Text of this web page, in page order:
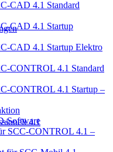
4.1
CAD 4.1 Standard
CAD 4.1 Startup
CAD 4.1 Startup Elektro
CONTROL 4.1 Standard
CONTROL 4.1 Startup –
Software
SCC-CONTROL 4.1 –